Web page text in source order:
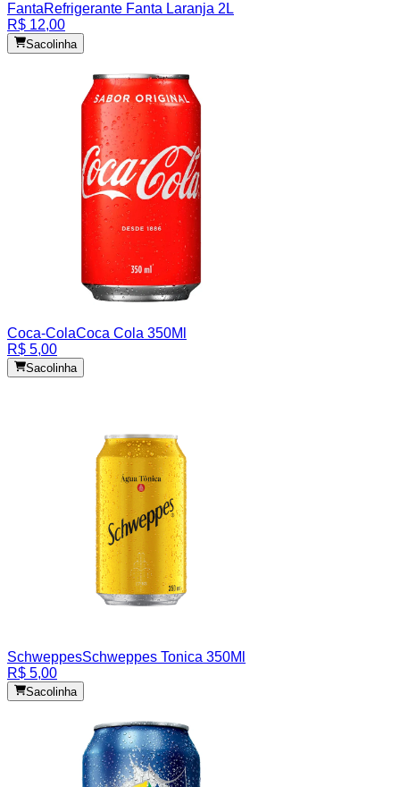
FantaRefrigerante Fanta Laranja 2L
R$ 12,00
Sacolinha
Coca-ColaCoca Cola 350Ml
R$ 5,00
Sacolinha
SchweppesSchweppes Tonica 350Ml
R$ 5,00
Sacolinha